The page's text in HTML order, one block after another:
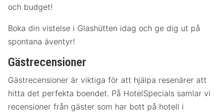
och budget!
Boka din vistelse i Glashütten idag och ge dig ut på
spontana äventyr!
Gästrecensioner
Gästrecensioner är viktiga för att hjälpa resenärer att
hitta det perfekta boendet. På HotelSpecials samlar vi
recensioner från gäster som har bott på hotell i